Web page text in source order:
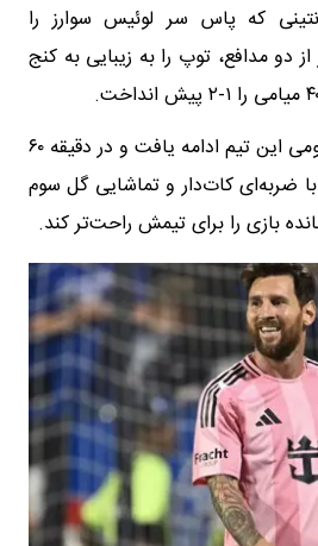
که پاس سر لوئیس سوارز را
از دو مدافع، توپ را به زیبایی به کنج
در نیمه دوم نیز روند هجومی این تیم ادامه یافت و در دقیقه ۶۰
ضربه‌ای کات‌دار و تماشایی گل سوم
بازی را برای تیمش راحت‌تر کند.